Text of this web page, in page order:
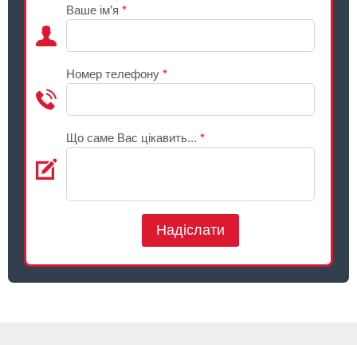
Ваше ім’я *
Номер телефону *
Що саме Вас цікавить... *
Надіслати